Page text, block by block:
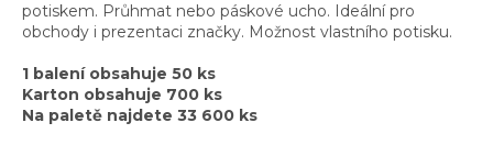
potiskem. Průhmat nebo páskové ucho. Ideální pro
obchody i prezentaci značky. Možnost vlastního potisku.
1 balení obsahuje 50 ks
Karton obsahuje 700 ks
Na paletě najdete 33 600 ks